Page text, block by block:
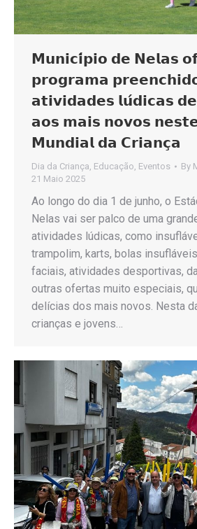
𝗠𝘂𝗻𝗶𝗰𝗶́𝗽𝗶𝗼 𝗱𝗲 𝗡𝗲𝗹𝗮𝘀
𝗽𝗿𝗼𝗴𝗿𝗮𝗺𝗮
𝗮𝘁𝗶𝘃𝗶𝗱𝗮𝗱𝗲𝘀 𝗹𝘂́𝗱𝗶𝗰𝗮𝘀
𝗮𝗼𝘀 𝗺𝗮𝗶𝘀 𝗻𝗼𝘃𝗼𝘀
𝗠𝘂𝗻𝗱𝗶𝗮𝗹 𝗱𝗮 𝗖𝗿𝗶𝗮𝗻𝗰̧𝗮
Dia da Criança, Educação, Eventos By
21 Maio 2025
Ao longo do dia 1 de junho, o
Nelas vai ser palco de uma
atividades lúdicas, como
trampolim, karts, bolas
faciais, atividades desportivas,
outras ofertas muito especiais,
delícias dos mais novos. Nesta
crianças e jovens…